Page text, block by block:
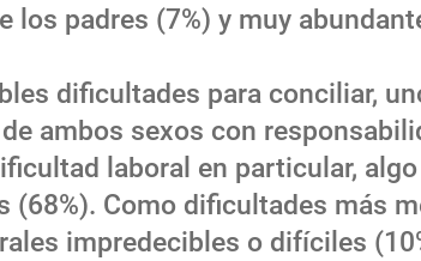
los padres (7%) y muy
dificultades para conciliar,
ambos sexos con
laboral en particular,
(68%). Como dificultades más
impredecibles o difíciles